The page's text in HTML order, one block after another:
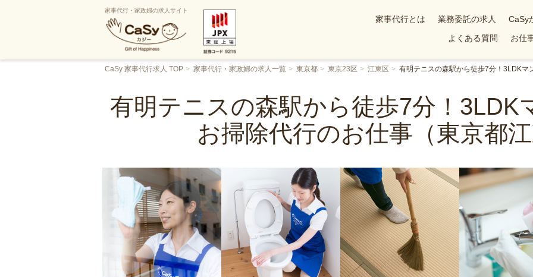
家事代行・家政婦の求人サイト
家事代行とは 業務委託の求人 CaSy
よくある質問
お仕
CaSy 家事代行求人 TOP 家事代行・家政婦の求人一覧 東京都 東京23区 江東区 有明テニスの森駅から徒歩7分！3LDKマ
有明テニスの森駅から徒歩7分！3LDK
お掃除代行のお仕事（東京都江